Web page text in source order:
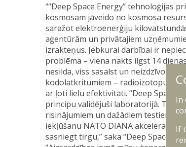
““Deep Space Energy” tehnoloģijas
kosmosam jāveido no kosmosa
saražot elektroenerģiju
aģentūrām un privātajiem
izrakteņus. Jebkurai darbībai ir
problēma – viena nakts ilgst 14
nesilda, viss sasalst un neizdzīvo pat
kodolatkritumiem – radioizotopus,
ar ļoti lielu efektivitāti. “Deep Space
principu validējuši laboratorijā.
risinājumiem un dažādiem testiem
iekļūšanu NATO DIANA
sasniegt tirgu,” saka “Deep Space
In
If